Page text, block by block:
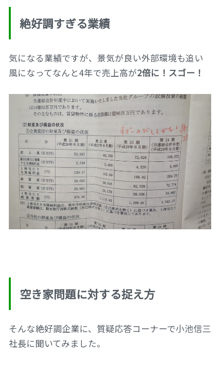
絶好調すぎる業績
気になる業績ですが、景気が良い外部環境も追い
風になってなんと4年で売上高が2倍に！スゴー！
空き家問題に対する捉え方
そんな絶好調企業に、質疑応答コーナーで小池信三
社長に聞いてみました。